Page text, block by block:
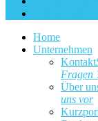
Home
Unternehmen
Kontakt
Fragen
Über
uns vor